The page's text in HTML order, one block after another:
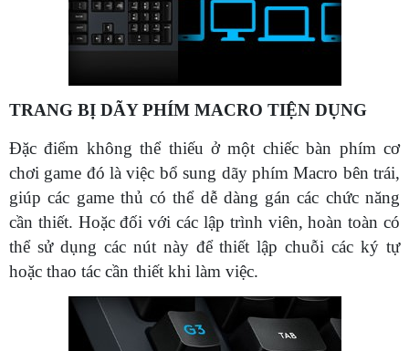
TRANG BỊ DÃY PHÍM MACRO TIỆN DỤNG
Đặc điểm không thể thiếu ở một chiếc bàn phím cơ
chơi game đó là việc bổ sung dãy phím Macro bên trái,
giúp các game thủ có thể dễ dàng gán các chức năng
cần thiết. Hoặc đối với các lập trình viên, hoàn toàn có
thể sử dụng các nút này để thiết lập chuỗi các ký tự
hoặc thao tác cần thiết khi làm việc.